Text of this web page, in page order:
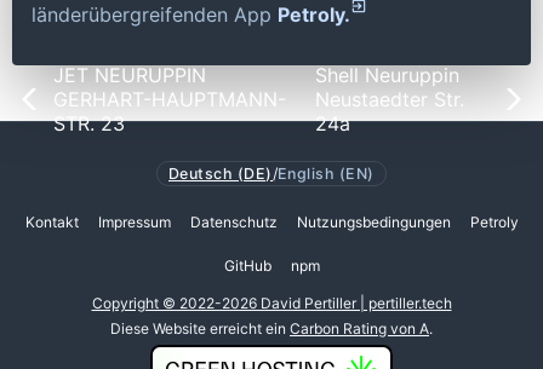
länderübergreifenden App Petroly.
JET NEURUPPIN
GERHART-HAUPTMANN-
STR. 23
Shell Neuruppin
Neustaedter Str.
24a
Deutsch (DE) /English (EN)
Kontakt Impressum Datenschutz Nutzungsbedingungen Petroly
GitHub npm
Copyright © 2022-2026 David Pertiller | pertiller.tech
Diese Website erreicht ein Carbon Rating von A.